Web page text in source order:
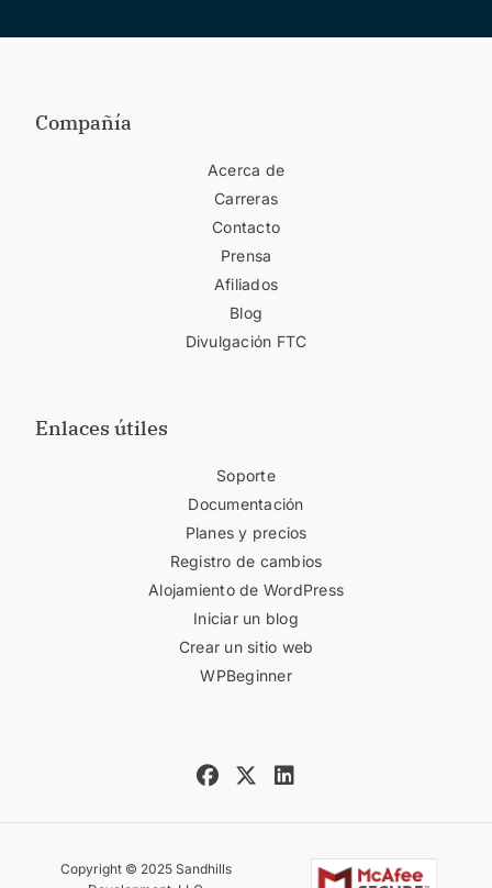
Compañía
Acerca de
Carreras
Contacto
Prensa
Afiliados
Blog
Divulgación FTC
Enlaces útiles
Soporte
Documentación
Planes y precios
Registro de cambios
Alojamiento de WordPress
Iniciar un blog
Crear un sitio web
WPBeginner
Copyright © 2025 Sandhills